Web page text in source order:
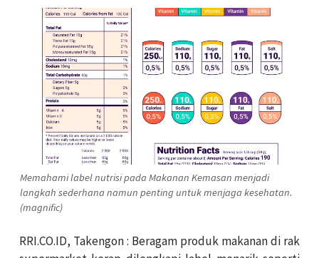
Memahami label nutrisi pada Makanan Kemasan menjadi
langkah sederhana namun penting untuk menjaga kesehatan.
(magnific)
RRI.CO.ID, Takengon : Beragam produk makanan di rak